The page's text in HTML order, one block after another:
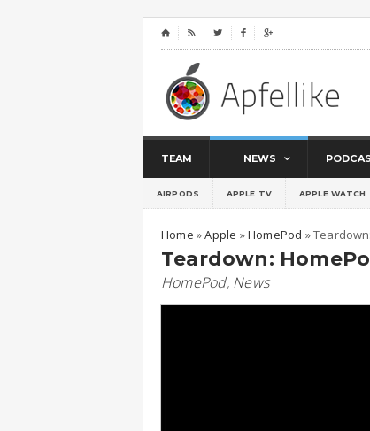
⌂    
TEAM NEWS
AIRPODS APPLE TV APPLE WATCH
Home »Apple »HomePod »
Teardown:
HomePod, News